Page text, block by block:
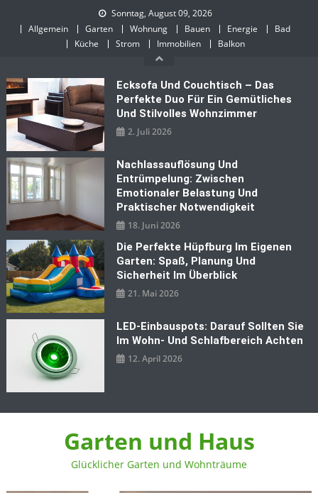
Sonntag, August 09, 2026
Allgemein
Garten Wohnung Bauen Energie
Bad
Küche
Strom Immobilien Balkon
Ecksofa Und Couchtisch – Das
Perfekte Duo Für Ein Gemütliches
Und Stilvolles Wohnzimmer
2. Juli 2026
Nachlassauflösung Und
Entrümpelung: Zwischen
Emotionaler Belastung Und
Praktischer Notwendigkeit
18. Juni 2026
Die Perfekte Hüpfburg Im Eigenen
Garten: Spaß, Planung Und
Sicherheit Im Überblick
21. Mai 2026
LED‑Einbauspots: Darauf Sollten Sie
Im Wohn- Und Schlafbereich Achten
12. April 2026
Garten und Haus
Glücklicher Garten und Wohnträume